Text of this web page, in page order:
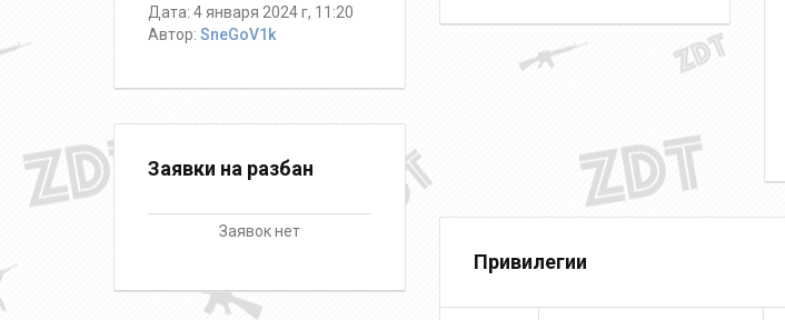
ZDTING Benjumin
Привилегии
Дата: 4 января 2024 г, 11:20
Автор: SneGoV1k
Заявки на разбан
Заявок нет